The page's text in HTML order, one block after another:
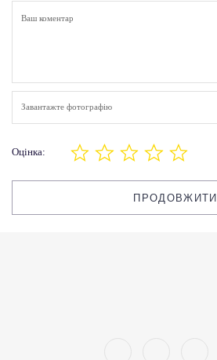
Завантажте фотографію
Оцінка:
ПРОДОВЖИТИ